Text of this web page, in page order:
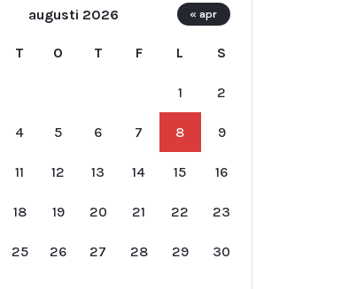
augusti 2026
T O T F L S
1 2
4 5 6 7 8 9
11 12 13 14 15 16
18 19 20 21 22 23
25 26 27 28 29 30
« apr